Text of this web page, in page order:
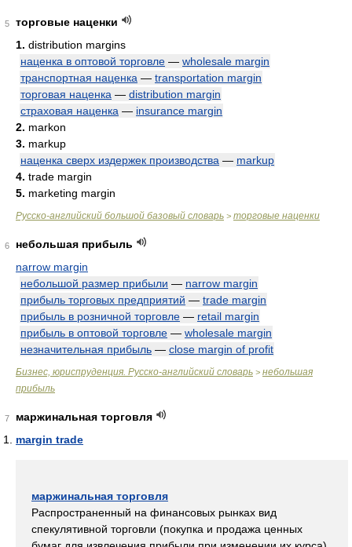
5
торговые наценки
1. distribution margins
наценка в оптовой торговле — wholesale margin
транспортная наценка — transportation margin
торговая наценка — distribution margin
страховая наценка — insurance margin
2. markon
3. markup
наценка сверх издержек производства — markup
4. trade margin
5. marketing margin
Русско-английский большой базовый словарь > торговые наценки
6
небольшая прибыль
narrow margin
небольшой размер прибыли — narrow margin
прибыль торговых предприятий — trade margin
прибыль в розничной торговле — retail margin
прибыль в оптовой торговле — wholesale margin
незначительная прибыль — close margin of profit
Бизнес, юриспруденция. Русско-английский словарь > небольшая
прибыль
7
маржинальная торговля
margin trade
маржинальная торговля
Распространенный на финансовых рынках вид
спекулятивной торговли (покупка и продажа ценных